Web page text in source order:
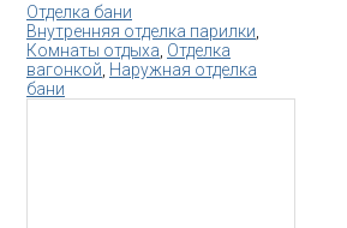
Отделка бани
Внутренняя отделка парилки
Комнаты отдыха Отделка
вагонкой Наружная отделка
бани